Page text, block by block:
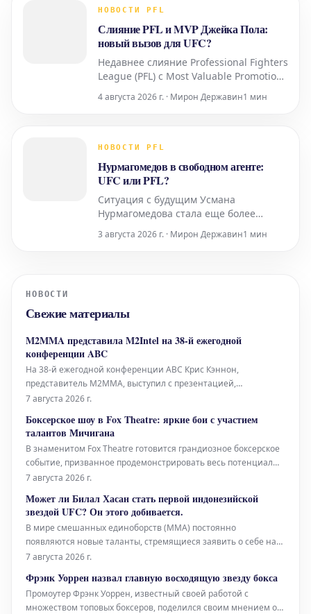
направленная на более справедливое
мнению Бидариана, является ключе
НОВОСТИ PFL
Слияние PFL и MVP Джейка Пола:
новый вызов для UFC?
Недавнее слияние Professional Fighters
League (PFL) с Most Valuable Promotions
свидетельством растущей
шаг вызывает вопросы о способности
действующему лидеру рынка – Ultima
4 августа 2026 г. · Мирон Державин1 мин
НОВОСТИ PFL
Нурмагомедов в свободном агенте:
UFC или PFL?
Ситуация с будущим Усмана
Нурмагомедова стала еще более
находится в статусе свободного агента.
Fighters League (PFL). В последнее
3 августа 2026 г. · Мирон Державин1 мин
НОВОСТИ
Свежие материалы
M2MMA представила M2Intel на 38-й ежегодной
конференции ABC
На 38-й ежегодной конференции ABC Крис Кэннон,
представитель M2MMA, выступил с презентацией,
посвященной революционной операционной системе
передовых разработок и их потенциального влияния на
развитие отрасли. Выступление Криса Кэннона
7 августа 2026 г.
Боксерское шоу в Fox Theatre: яркие бои с участием
талантов Мичигана
В знаменитом Fox Theatre готовится грандиозное боксерское
событие, призванное продемонстрировать весь потенциал
бойцов из штата Мичиган. Зрителей ожидают зрелищные
бокса, которые сойдутся в противостояниях, обещающих
стать знаковыми.
7 августа 2026 г.
Может ли Билал Хасан стать первой индонезийской
звездой UFC? Он этого добивается.
В мире смешанных единоборств (MMA) постоянно
появляются новые таланты, стремящиеся заявить о себе на
мировой арене. Одним из таких восходящих имен является
в историю как первая крупная звезда из Индонезии в
Абсолютном бойцовском чемпиона
7 августа 2026 г.
Фрэнк Уоррен назвал главную восходящую звезду бокса
Промоутер Фрэнк Уоррен, известный своей работой с
множеством топовых боксеров, поделился своим мнением о